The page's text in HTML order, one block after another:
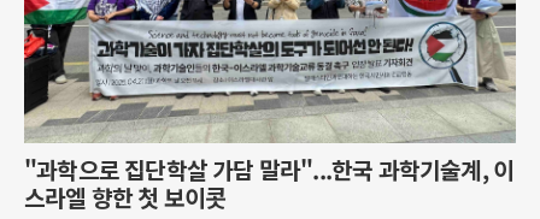
"과학으로 집단학살 가담 말라"...한국 과학기술계, 이
스라엘 향한 첫 보이콧